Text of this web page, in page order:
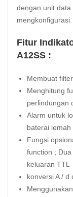
dengan unit
mengkonfigurasi.
Fitur
A12SS :
Membuat
Menghitung
perlindungan
Alarm untuk
baterai lemah
Fungsi
function ;
keluaran TTL
konversi A / d